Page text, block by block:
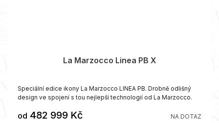
La Marzocco Linea PB X
NA DOTAZ
od 482 999 Kč
Speciální edice ikony La Marzocco LINEA PB. Drobně odlišný
design ve spojení s tou nejlepší technologií od La Marzocco.